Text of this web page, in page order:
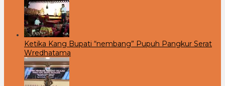
Ketika Kang Bupati “nembang” Pupuh Pangkur Serat
Wredhatama